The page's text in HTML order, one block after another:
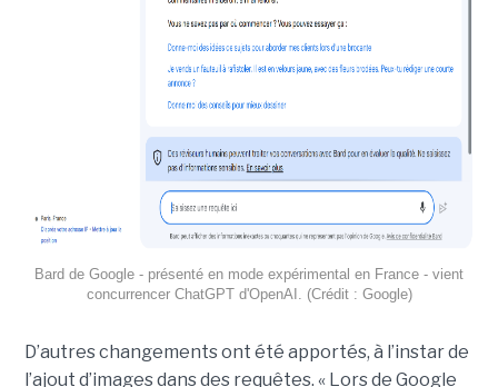
Bard de Google - présenté en mode expérimental en France - vient
concurrencer ChatGPT d'OpenAI. (Crédit : Google)
D’autres changements ont été apportés, à l’instar de
l’ajout d’images dans des requêtes. « Lors de Google